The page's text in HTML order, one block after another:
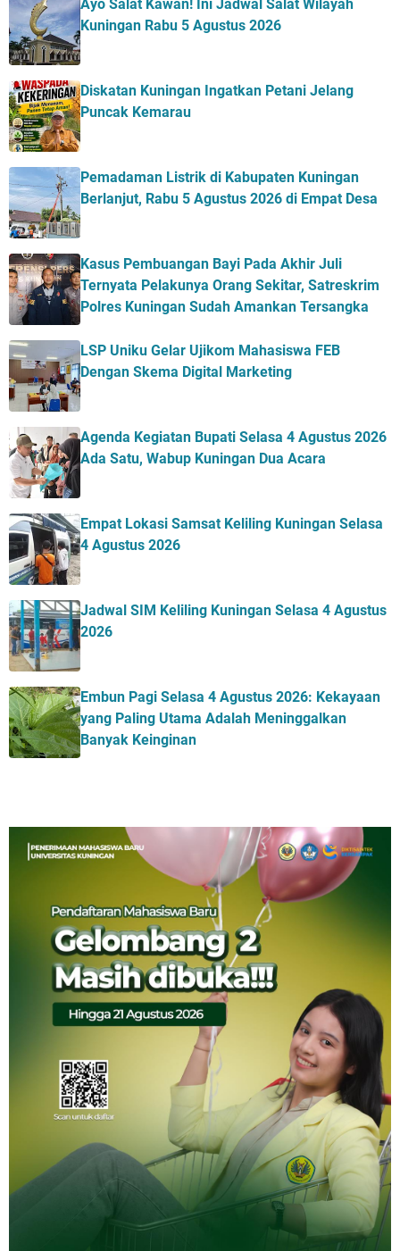
Ayo Salat Kawan! Ini Jadwal Salat Wilayah
Kuningan Rabu 5 Agustus 2026
Diskatan Kuningan Ingatkan Petani Jelang
Puncak Kemarau
Pemadaman Listrik di Kabupaten Kuningan
Berlanjut, Rabu 5 Agustus 2026 di Empat Desa
Kasus Pembuangan Bayi Pada Akhir Juli
Ternyata Pelakunya Orang Sekitar, Satreskrim
Polres Kuningan Sudah Amankan Tersangka
LSP Uniku Gelar Ujikom Mahasiswa FEB
Dengan Skema Digital Marketing
Agenda Kegiatan Bupati Selasa 4 Agustus 2026
Ada Satu, Wabup Kuningan Dua Acara
Empat Lokasi Samsat Keliling Kuningan Selasa
4 Agustus 2026
Jadwal SIM Keliling Kuningan Selasa 4 Agustus
2026
Embun Pagi Selasa 4 Agustus 2026: Kekayaan
yang Paling Utama Adalah Meninggalkan
Banyak Keinginan